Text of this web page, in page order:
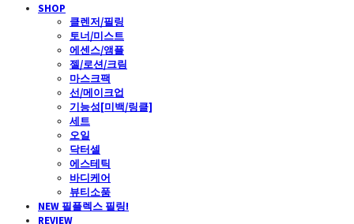
SHOP
클렌저/필링
토너/미스트
에센스/앰플
젤/로션/크림
마스크팩
선/메이크업
기능성[미백/링클]
세트
오일
닥터셀
에스테틱
바디케어
뷰티소품
NEW 필플렉스 필링!
REVIEW